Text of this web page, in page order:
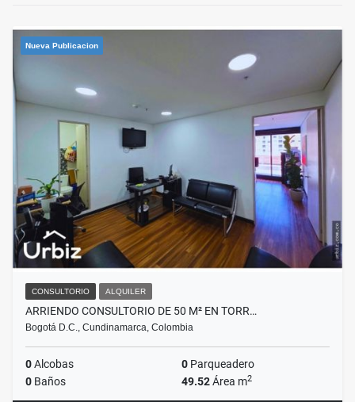
Nueva Publicacion
CONSULTORIO ALQUILER
ARRIENDO CONSULTORIO DE 50 M² EN TORR…
Bogotá D.C., Cundinamarca, Colombia
0Alcobas 0 Parqueadero
0 Baños 49.52Área m2